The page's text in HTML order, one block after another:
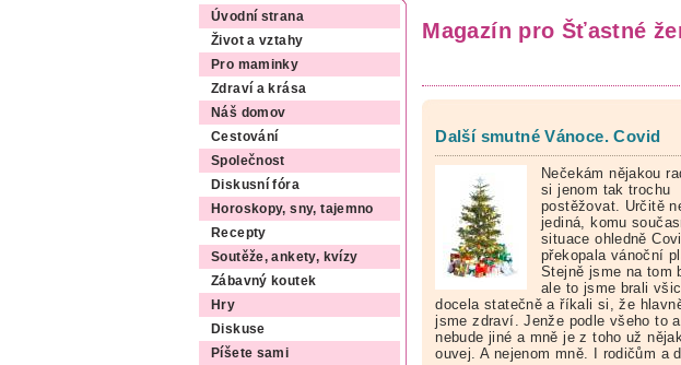
Úvodní strana
Život a vztahy
Pro maminky
Zdraví a krása
Náš domov
Cestování
Společnost
Diskusní fóra
Horoskopy, sny, tajemno
Recepty
Soutěže, ankety, kvízy
Zábavný koutek
Hry
Diskuse
Píšete sami
Magazín pro Šťastné
Další smutné Vánoce. Covid
Nečekám nějakou
si jenom tak trochu
postěžovat. Určitě
jediná, komu
situace ohledně
překopala vánoční
Stejně jsme na tom
ale to jsme brali
docela statečně a říkali si, že
jsme zdraví. Jenže podle všeho to
nebude jiné a mně je z toho už
ouvej. A nejenom mně. I rodičům a